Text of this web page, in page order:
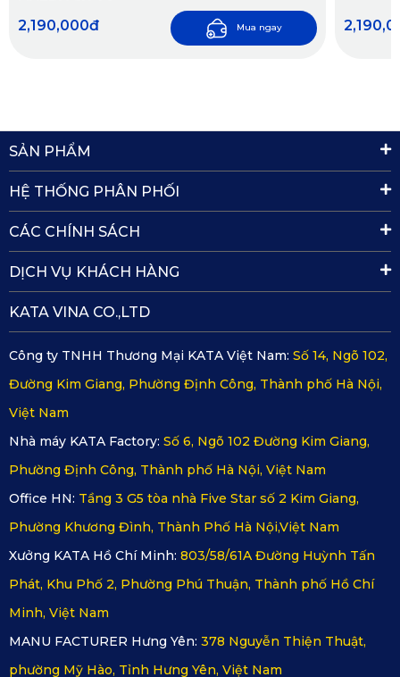
2,190,000đ Mua ngay
SẢN PHẨM
HỆ THỐNG PHÂN PHỐI
CÁC CHÍNH SÁCH
DỊCH VỤ KHÁCH HÀNG
KATA VINA CO.,LTD
Công ty TNHH Thương Mại KATA Việt Nam: Số 14, Ngõ 102,
Đường Kim Giang, Phường Định Công, Thành phố Hà Nội,
Việt Nam
Nhà máy KATA Factory: Số 6, Ngõ 102 Đường Kim Giang,
Phường Định Công, Thành phố Hà Nội, Việt Nam
Office HN: Tầng 3 G5 tòa nhà Five Star số 2 Kim Giang,
Phường Khương Đình, Thành Phố Hà Nội,Việt Nam
Xưởng KATA Hồ Chí Minh: 803/58/61A Đường Huỳnh Tấn
Phát, Khu Phố 2, Phường Phú Thuận, Thành phố Hồ Chí
Minh, Việt Nam
MANU FACTURER Hưng Yên: 378 Nguyễn Thiện Thuật,
phường Mỹ Hào, Tỉnh Hưng Yên, Việt Nam